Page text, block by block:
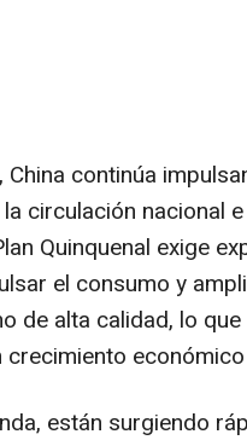
continúa
circulación nacional
Quinquenal exige
el consumo y
de alta calidad, lo
están surgiendo